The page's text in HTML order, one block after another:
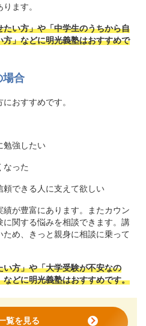
ます。
い方」や「中学生のうちから自
」などに明光義塾はおすすめで
場合
おすすめです。
勉強したい
なった
頼できる人に支えて欲しい
が豊富にあります。またカウン
関する悩みを相談できます。講
め、きっと親身に相談に乗って
方」や「大学受験が不安なの
どに明光義塾はおすすめです。
覧を見る